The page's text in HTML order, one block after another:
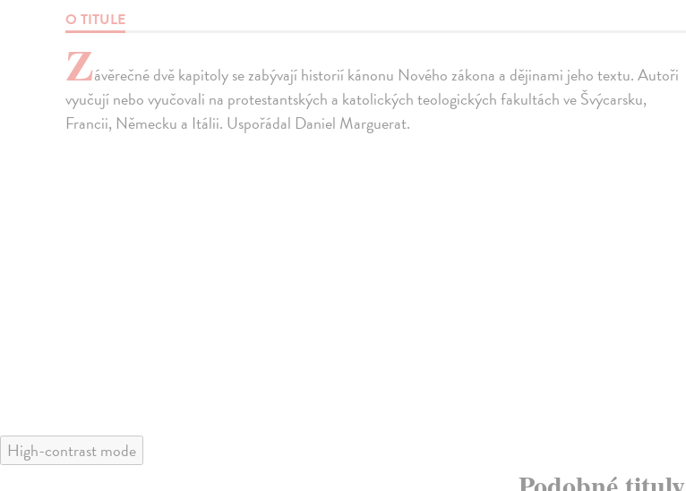
O TITULE
Závěrečné dvě kapitoly se zabývají historií kánonu Nového zákona a dějinami jeho textu. Autoři
vyučují nebo vyučovali na protestantských a katolických teologických fakultách ve Švýcarsku,
Francii, Německu a Itálii. Uspořádal Daniel Marguerat.
High-contrast mode